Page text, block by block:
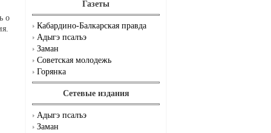
Газеты
Кабардино-Балкарская правда
Адыгэ псалъэ
Заман
Советская молодежь
Горянка
Сетевые издания
Адыгэ псалъэ
Заман
о